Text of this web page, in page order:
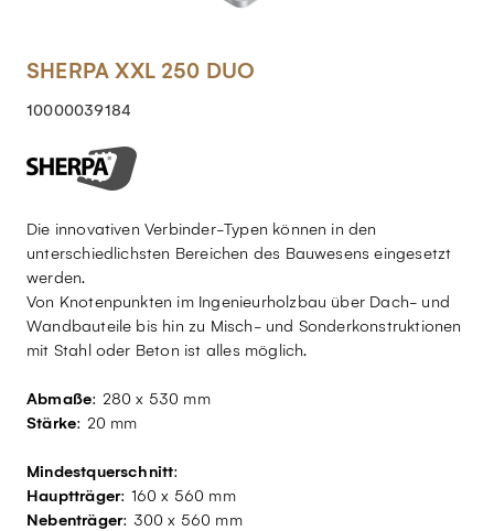
SHERPA XXL 250 DUO
10000039184
Die innovativen Verbinder-Typen können in den
unterschiedlichsten Bereichen des Bauwesens eingesetzt
werden.
Von Knotenpunkten im Ingenieurholzbau über Dach- und
Wandbauteile bis hin zu Misch- und Sonderkonstruktionen
mit Stahl oder Beton ist alles möglich.
Abmaße: 280 x 530 mm
Stärke: 20 mm
Mindestquerschnitt:
Hauptträger: 160 x 560 mm
Nebenträger: 300 x 560 mm